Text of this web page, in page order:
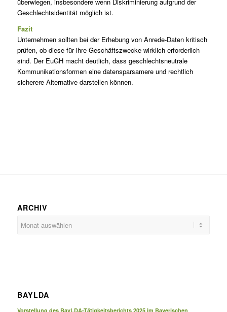
Geschlechtsidentität möglich ist.
Fazit
Unternehmen sollten bei der Erhebung von Anrede-Daten kritisch
prüfen, ob diese für ihre Geschäftszwecke wirklich erforderlich
sind. Der EuGH macht deutlich, dass geschlechtsneutrale
Kommunikationsformen eine datensparsamere und rechtlich
sicherere Alternative darstellen können.
ARCHIV
BAYLDA
Vorstellung des BayLDA-Tätigkeitsberichts 2025 im Bayerischen